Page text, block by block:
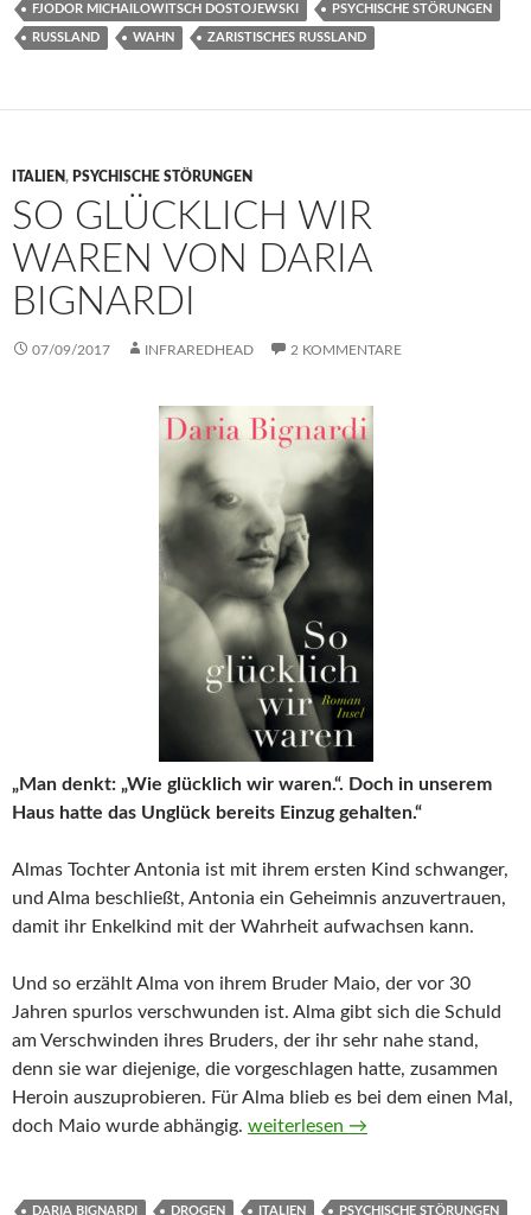
FJODOR MICHAILOWITSCH DOSTOJEWSKI PSYCHISCHE STÖRUNGEN
RUSSLAND WAHN ZARISTISCHES RUSSLAND
ITALIEN, PSYCHISCHE STÖRUNGEN
SO GLÜCKLICH WIR
WAREN VON DARIA
BIGNARDI
07/09/2017 INFRAREDHEAD 2 KOMMENTARE
„Man denkt: „Wie glücklich wir waren.“. Doch in unserem
Haus hatte das Unglück bereits Einzug gehalten.“
Almas Tochter Antonia ist mit ihrem ersten Kind schwanger,
und Alma beschließt, Antonia ein Geheimnis anzuvertrauen,
damit ihr Enkelkind mit der Wahrheit aufwachsen kann.
Und so erzählt Alma von ihrem Bruder Maio, der vor 30
Jahren spurlos verschwunden ist. Alma gibt sich die Schuld
am Verschwinden ihres Bruders, der ihr sehr nahe stand,
denn sie war diejenige, die vorgeschlagen hatte, zusammen
Heroin auszuprobieren. Für Alma blieb es bei dem einen Mal,
doch Maio wurde abhängig. So glücklich wir waren von Daria
weiterlesen →
DARIA BIGNARDI DROGEN ITALIEN PSYCHISCHE STÖRUNGEN